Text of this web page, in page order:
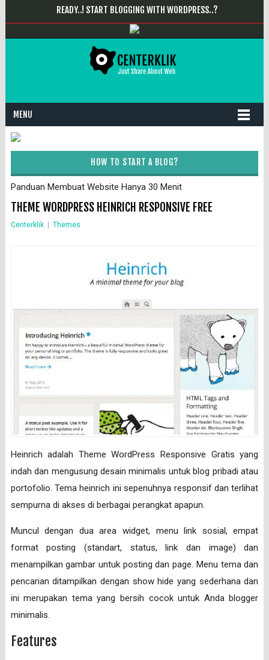
READY..! START BLOGGING WITH WORDPRESS..?
MENU
HOW TO START A BLOG?
Panduan Membuat Website Hanya 30 Menit
THEME WORDPRESS HEINRICH RESPONSIVE FREE
Centerklik Themes
Heinrich adalah Theme WordPress Responsive Gratis yang
indah dan mengusung desain minimalis untuk blog pribadi atau
portofolio. Tema heinrich ini sepenuhnya responsif dan terlihat
sempurna di akses di berbagai perangkat apapun.
Muncul dengan dua area widget, menu link sosial, empat
format posting (standart, status, link dan image) dan
menampilkan gambar untuk posting dan page. Menu tema dan
pencarian ditampilkan dengan show hide yang sederhana dan
ini merupakan tema yang bersih cocok untuk Anda blogger
minimalis.
Features